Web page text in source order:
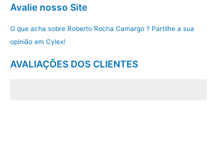
Avalie nosso Site
O que acha sobre Roberto Rocha Camargo ? Partilhe a sua
opinião em Cylex!
AVALIAÇÕES DOS CLIENTES